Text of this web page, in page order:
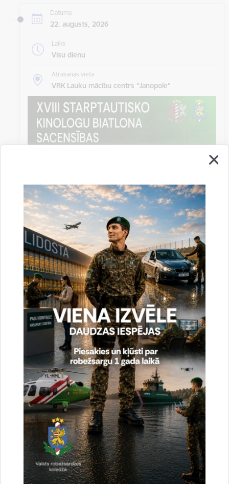
Datums
22. augusts, 2026
Laiks
Visu dienu
Atrašanās vieta
VRK Lauku mācību centrs "Janopole"
XVIII starptautisko kinologu biatlona
sacensības "Latvija 2026"
Sacensības
Drukāt lapu